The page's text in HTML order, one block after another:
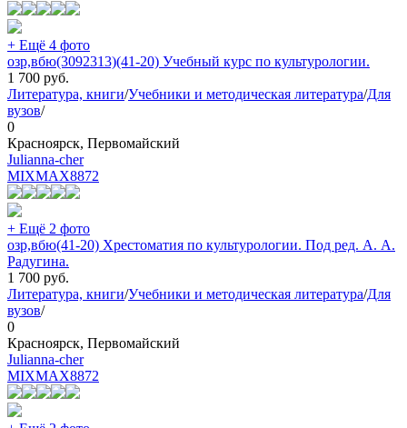
+ Ещё 4 фото
озр,вбю(3092313)(41-20) Учебный курс по культурологии.
1 700 руб.
Литература, книги/Учебники и методическая литература/Для
вузов/
0
Красноярск, Первомайский
Julianna-cher
MIXMAX8872
+ Ещё 2 фото
озр,вбю(41-20) Хрестоматия по культурологии. Под ред. А. А.
Радугина.
1 700 руб.
Литература, книги/Учебники и методическая литература/Для
вузов/
0
Красноярск, Первомайский
Julianna-cher
MIXMAX8872